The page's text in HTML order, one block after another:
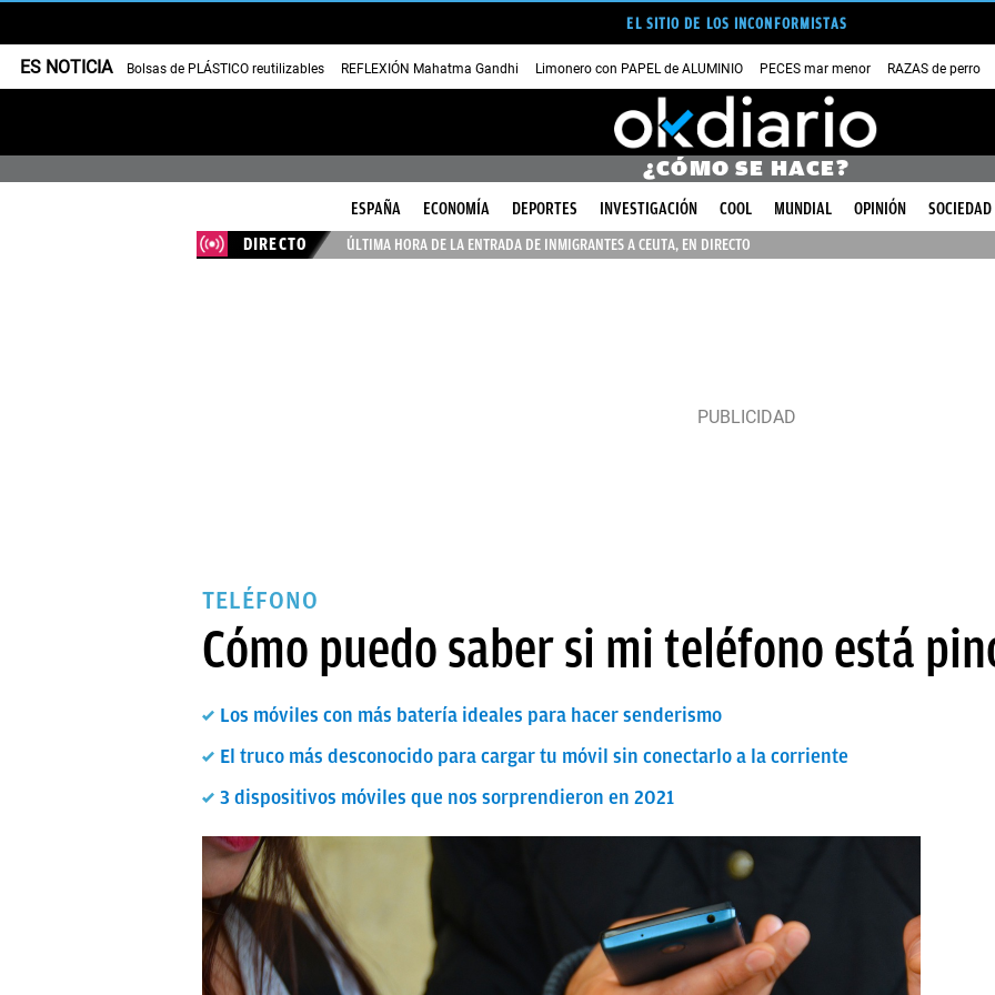
EL SITIO DE LOS INCONFORMISTAS
ES NOTICIA Bolsas de PLÁSTICO reutilizables REFLEXIÓN Mahatma Gandhi Limonero con PAPEL de ALUMINIO PECES mar menor RAZAS de perro
¿CÓMO SE HACE?
ESPAÑA ECONOMÍA DEPORTES INVESTIGACIÓN COOL MUNDIAL OPINIÓN SOCIEDAD
DIRECTO
ÚLTIMA HORA DE LA ENTRADA DE INMIGRANTES A CEUTA, EN DIRECTO
TELÉFONO
Cómo puedo saber si mi teléfono está
Los móviles con más batería ideales para hacer senderismo
El truco más desconocido para cargar tu móvil sin conectarlo a la corriente
3 dispositivos móviles que nos sorprendieron en 2021